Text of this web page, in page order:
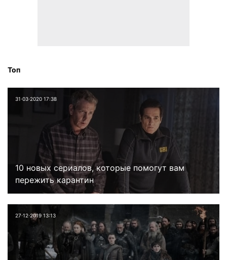
Топ
31⋅03⋅2020 17:38
10 новых сериалов, которые помогут вам
пережить карантин
27⋅12⋅2019 13:13